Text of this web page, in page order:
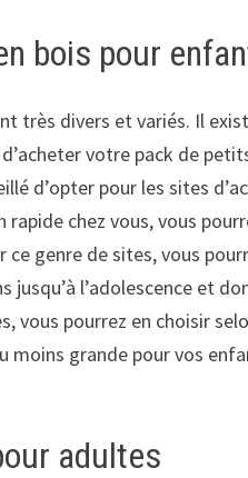
bois pour
très divers et variés. Il
votre pack de
d’opter pour les sites
rapide chez vous, vous
ce genre de sites, vous
jusqu’à l’adolescence et
vous pourrez en choisir
moins grande pour vos
adultes